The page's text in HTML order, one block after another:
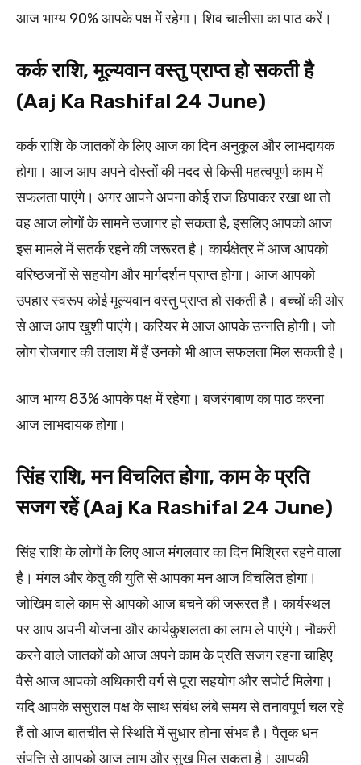
आज भाग्य 90% आपके पक्ष में रहेगा। शिव चालीसा का पाठ करें।
कर्क राशि, मूल्यवान वस्तु प्राप्त हो सकती है
(Aaj Ka Rashifal 24 June)
कर्क राशि के जातकों के लिए आज का दिन अनुकूल और लाभदायक
होगा। आज आप अपने दोस्तों की मदद से किसी महत्वपूर्ण काम में
सफलता पाएंगे। अगर आपने अपना कोई राज छिपाकर रखा था तो
वह आज लोगों के सामने उजागर हो सकता है, इसलिए आपको आज
इस मामले में सतर्क रहने की जरूरत है। कार्यक्षेत्र में आज आपको
वरिष्ठजनों से सहयोग और मार्गदर्शन प्राप्त होगा। आज आपको
उपहार स्वरूप कोई मूल्यवान वस्तु प्राप्त हो सकती है। बच्चों की ओर
से आज आप खुशी पाएंगे। करियर मे आज आपके उन्नति होगी। जो
लोग रोजगार की तलाश में हैं उनको भी आज सफलता मिल सकती है।​
आज भाग्य 83% आपके पक्ष में रहेगा। बजरंगबाण का पाठ करना
आज लाभदायक होगा।
सिंह राशि, मन विचलित होगा, काम के प्रति
सजग रहें (Aaj Ka Rashifal 24 June)
सिंह राशि के लोगों के लिए आज मंगलवार का दिन मिश्रित रहने वाला
है। मंगल और केतु की युति से आपका मन आज विचलित होगा।
जोखिम वाले काम से आपको आज बचने की जरूरत है। कार्यस्थल
पर आप अपनी योजना और कार्यकुशलता का लाभ ले पाएंगे। नौकरी
करने वाले जातकों को आज अपने काम के प्रति सजग रहना चाहिए
वैसे आज आपको अधिकारी वर्ग से पूरा सहयोग और सपोर्ट मिलेगा।
यदि आपके ससुराल पक्ष के साथ संबंध लंबे समय से तनावपूर्ण चल रहे
हैं तो आज बातचीत से स्थिति में सुधार होना संभव है। पैतृक धन
संपत्ति से आपको आज लाभ और सुख मिल सकता है। आपकी